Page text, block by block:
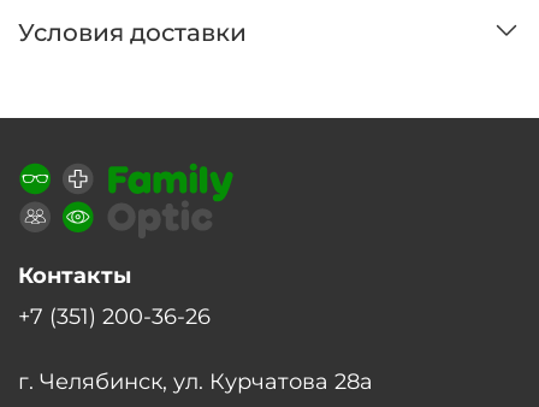
Условия доставки
Контакты
+7 (351) 200-36-26
г. Челябинск, ул. Курчатова 28а